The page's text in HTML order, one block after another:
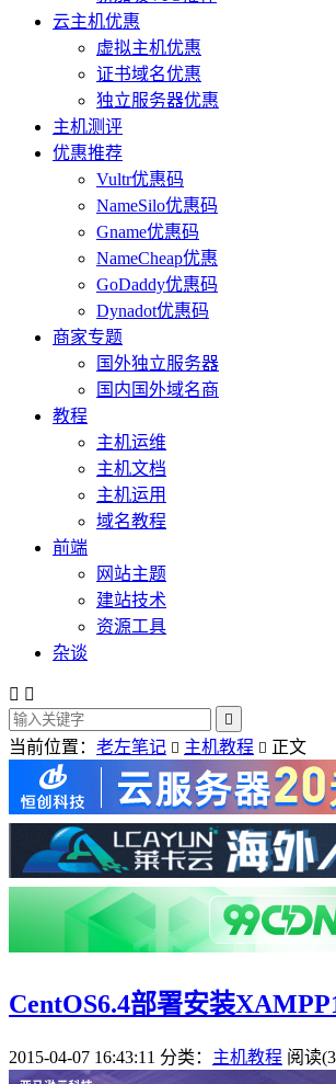
云主机优惠
虚拟主机优惠
证书域名优惠
独立服务器优惠
主机测评
优惠推荐
Vultr优惠码
NameSilo优惠码
Gname优惠码
NameCheap优惠
GoDaddy优惠码
Dynadot优惠码
商家专题
国外独立服务器
国内国外域名商
教程
主机运维
主机文档
主机运用
域名教程
前端
网站主题
建站技术
资源工具
杂谈
 

当前位置： 老左笔记  主机教程  正文
CentOS6.4部署安装
2015-04-07 16:43:11 分类： 主机教程 阅读